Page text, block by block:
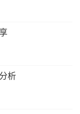
感受。
次与同学谈话，
析